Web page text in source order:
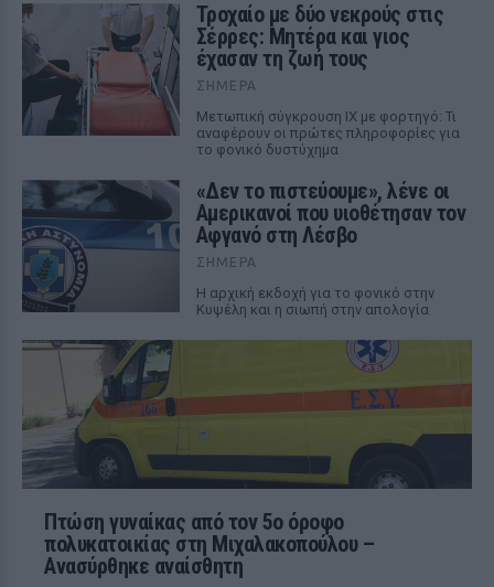
Τροχαίο με δύο νεκρούς στις
Σέρρες: Μητέρα και γιος
έχασαν τη ζωή τους
ΣΉΜΕΡΑ
Μετωπική σύγκρουση ΙΧ με φορτηγό: Τι
αναφέρουν οι πρώτες πληροφορίες για
το φονικό δυστύχημα
«Δεν το πιστεύουμε», λένε οι
Αμερικανοί που υιοθέτησαν τον
Αφγανό στη Λέσβο
ΣΉΜΕΡΑ
Η αρχική εκδοχή για το φονικό στην
Κυψέλη και η σιωπή στην απολογία
Πτώση γυναίκας από τον 5ο όροφο
πολυκατοικίας στη Μιχαλακοπούλου –
Ανασύρθηκε αναίσθητη